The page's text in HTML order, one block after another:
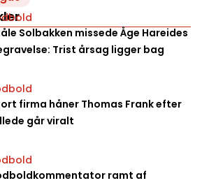
Solbakken missede Åge Hareides
Trist årsag ligger bag
firma håner Thomas Frank efter
går viralt
ramt af